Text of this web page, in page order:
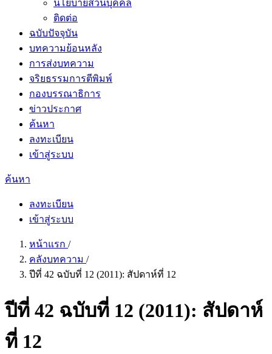
นโยบายส่วนบุคคล
ติดต่อ
ฉบับปัจจุบัน
บทความย้อนหลัง
การส่งบทความ
จริยธรรมการตีพิมพ์
กองบรรณาธิการ
ข่าวประกาศ
ค้นหา
ลงทะเบียน
เข้าสู่ระบบ
ค้นหา
ลงทะเบียน
เข้าสู่ระบบ
หน้าแรก /
คลังบทความ /
ปีที่ 42 ฉบับที่ 12 (2011): สัปดาห์ที่ 12
ปีที่ 42 ฉบับที่ 12 (2011): สัปดาห์
ที่ 12